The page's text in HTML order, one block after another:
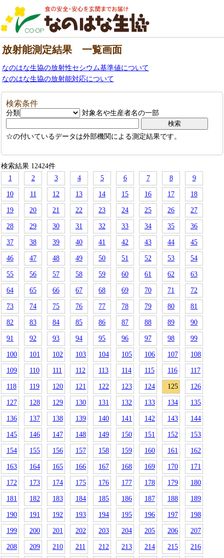
放射能測定結果 一覧画面
なのはな生協の放射性セシウム基準値について
なのはな生協の放射能対応について
検索条件
分類 対象名や生産者名の一部
☆の付いているデータは外部機関による測定結果です。
検索結果 12424件
1
2 3 4 5 6 7 8 9
10 11 12 13 14 15 16 17 18
19 20 21 22 23 24 25 26 27
28 29 30 31 32 33 34 35 36
37 38 39 40 41 42 43 44 45
46 47 48 49 50 51 52 53 54
55 56 57 58 59 60 61 62 63
64 65 66 67 68 69 70 71 72
73 74 75 76 77 78 79 80 81
82 83 84 85 86 87 88 89 90
91 92 93 94 95 96 97 98 99
100 101 102 103 104 105 106 107 108
109 110 111 112 113 114 115 116 117
118 119 120 121 122 123 124 125 126
127 128 129 130 131 132 133 134 135
136 137 138 139 140 141 142 143 144
145 146 147 148 149 150 151 152 153
154 155 156 157 158 159 160 161 162
163 164 165 166 167 168 169 170 171
172 173 174 175 176 177 178 179 180
181 182 183 184 185 186 187 188 189
190 191 192 193 194 195 196 197 198
199 200 201 202 203 204 205 206 207
208 209 210 211 212 213 214 215 216